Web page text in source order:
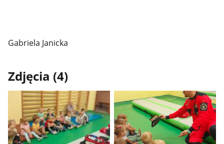
Gabriela Janicka
Zdjęcia (4)